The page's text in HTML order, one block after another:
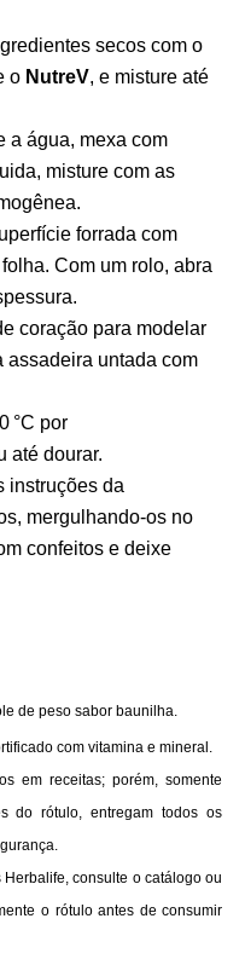
secos com o
o NutreV, e misture até
a água, mexa com
misture com as
forrada com
Com um rolo, abra
coração para modelar
assadeira untada com
°C por
até dourar.
instruções da
mergulhando-os no
confeitos e deixe
de peso sabor baunilha.
com vitamina e mineral.
em receitas; porém, somente
do rótulo, entregam todos os
consulte o catálogo ou
o rótulo antes de consumir